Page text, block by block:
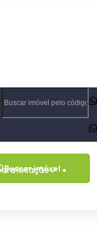
locação
Buscar imóvel